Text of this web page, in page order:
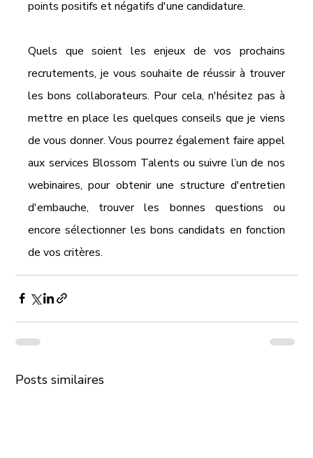
points positifs et négatifs d'une candidature.
Quels que soient les enjeux de vos prochains
recrutements, je vous souhaite de réussir à trouver
les bons collaborateurs. Pour cela, n'hésitez pas à
mettre en place les quelques conseils que je viens
de vous donner. Vous pourrez également faire appel
aux services Blossom Talents ou suivre l’un de nos
webinaires, pour obtenir une structure d'entretien
d'embauche, trouver les bonnes questions ou
encore sélectionner les bons candidats en fonction
de vos critères.
Posts similaires